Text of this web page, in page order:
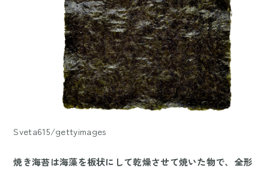
Sveta615/gettyimages
焼き海苔は海藻を板状にして乾燥させて焼いた物で、全形